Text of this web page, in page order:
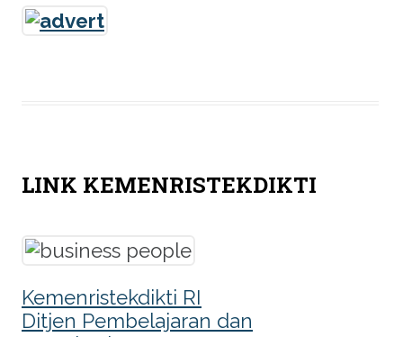
LINK KEMENRISTEKDIKTI
Kemenristekdikti RI
Ditjen Pembelajaran dan